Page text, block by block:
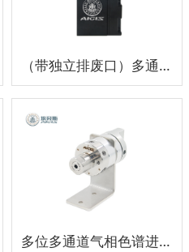
（带独立排废口）多通道气相色谱选择阀
多位多通道气相色谱进样切换阀组